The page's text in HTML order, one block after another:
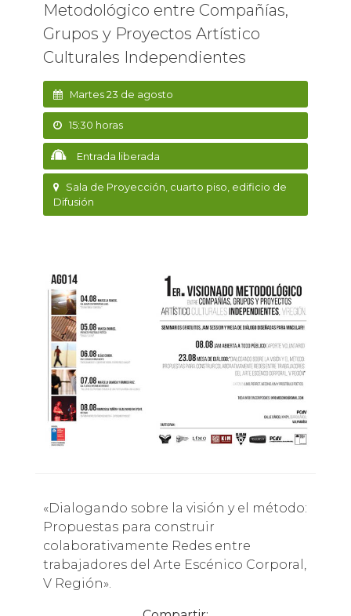
Metodológico entre Compañías,
Grupos y Proyectos Artístico
Culturales Independientes
Martes 23 de agosto
15:30 horas
Entrada liberada
Sala de Proyección, cuarto piso, edificio de
Difusión
«Dialogando sobre la visión y el método:
Propuestas para construir
colaborativamente Redes entre
trabajadores del Arte Escénico Corporal,
V Región».